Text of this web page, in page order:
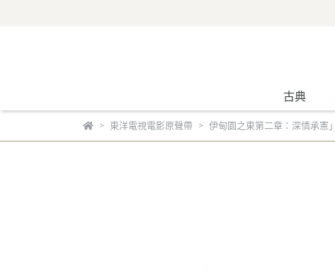
古典
東洋電視電影原聲帶 伊甸園之東第二章：深情承憲